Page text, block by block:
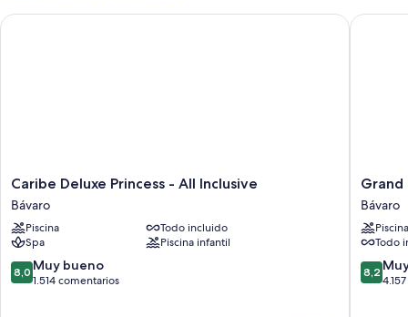
Caribe
Deluxe
Princess
-
All
Inclusive
Bávaro
Caribe Deluxe Princess - All Inclusive
Bávaro
Piscina
Todo incluido
Spa
Piscina infantil
8.0
sobre
8,0 Muy bueno
1.514 comentarios
Caribe Deluxe Princess - All Inclusive
Grand
Bavaro
Princess
-
All
Inclusive
Bávaro
Grand
Bávaro
Piscina
Todo
8.2
sobre
8,2
Grand